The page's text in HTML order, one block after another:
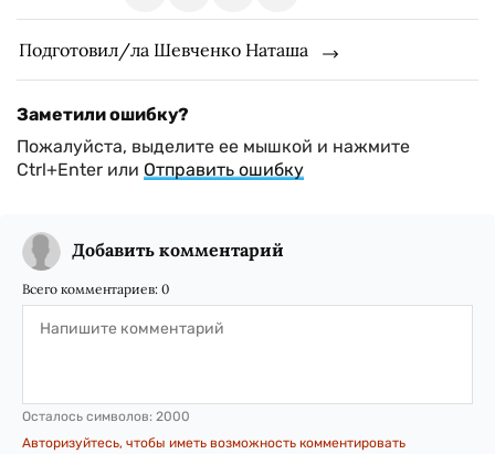
Подготовил/ла Шевченко Наташа
Заметили ошибку?
Пожалуйста, выделите ее мышкой и нажмите
Ctrl+Enter или Отправить ошибку
Добавить комментарий
Всего комментариев: 0
Осталось символов: 2000
Авторизуйтесь, чтобы иметь возможность комментировать